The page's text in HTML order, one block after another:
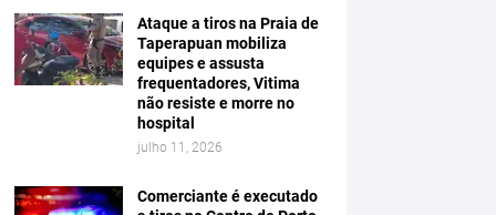
Ataque a tiros na Praia de
Taperapuan mobiliza
equipes e assusta
frequentadores, Vitima
não resiste e morre no
hospital
julho 11, 2026
Comerciante é executado